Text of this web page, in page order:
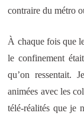
contraire du métro
À chaque fois que
le confinement
qu’on ressentait.
animées avec les
télé-réalités que je